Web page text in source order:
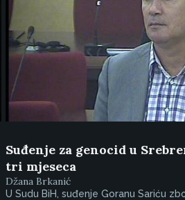
Suđenje za genocid u
tri mjeseca
Džana Brkanić
U Sudu BiH, suđenje Goranu Sariću